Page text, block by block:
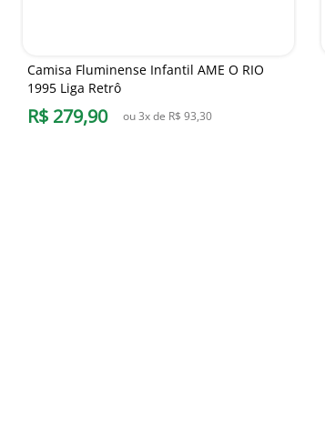
Camisa Fluminense Infantil AME O RIO
1995 Liga Retrô
R$ 279,90 ou3x de R$ 93,30